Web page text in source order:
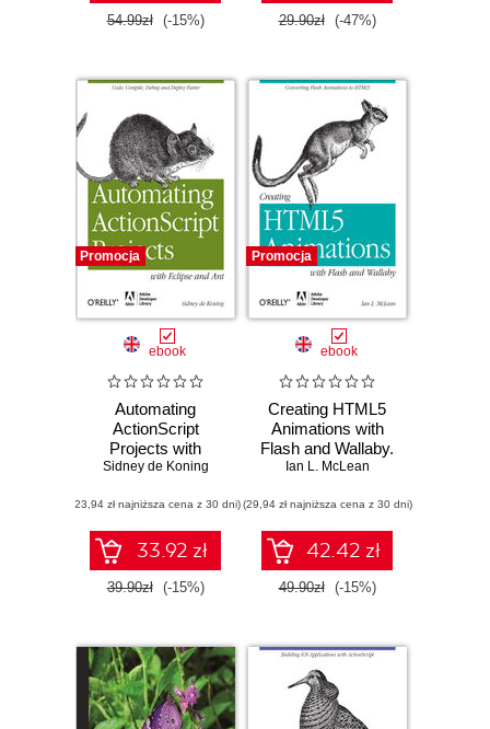
54.99zł (-15%) 29.90zł (-47%)
Promocja
ebook
Automating
ActionScript
Projects with
Eclipse and Ant.
Debug and Deploy
Faster
Sidney de Koning
(23,94 zł najniższa cena z 30 dni)
33.92 zł
39.90zł (-15%)
Promocja
ebook
Creating HTML5
Animations with
Flash and Wallaby.
Converting Flash
HTML5
Ian L. McLean
(29,94 zł najniższa cena z 30 dni)
42.42 zł
49.90zł (-15%)